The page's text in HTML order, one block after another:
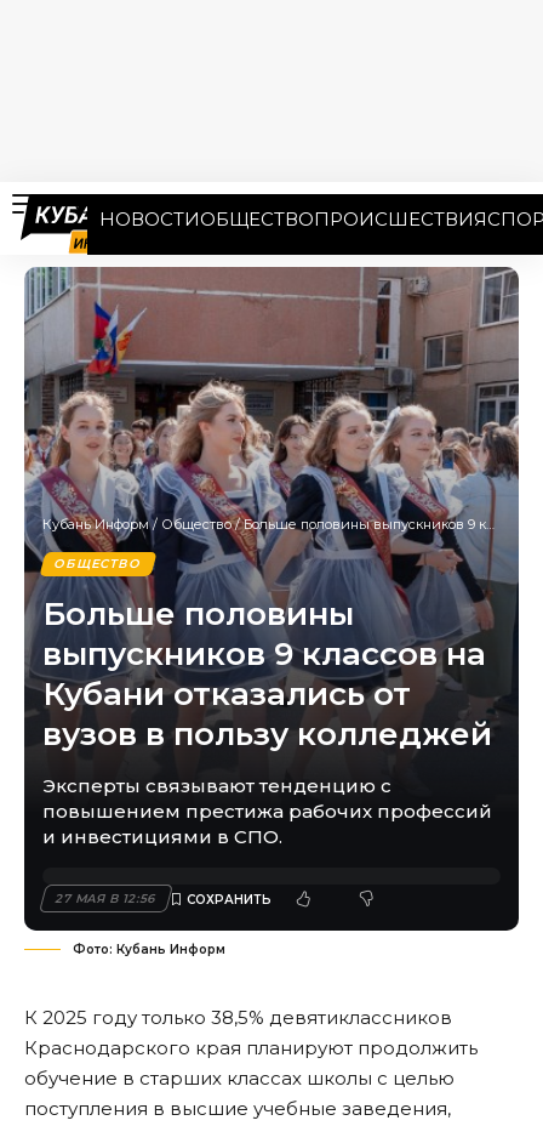
НОВОСТИОБЩЕСТВОПРОИСШЕСТВИЯ
Кубань Информ/ Общество/Больше половины выпускников 9 классов на Кубани отказались от вузов в пользу колледжей
ОБЩЕСТВО
Больше половины
выпускников 9 классов на
Кубани отказались от
вузов в пользу колледжей
Эксперты связывают тенденцию с
повышением престижа рабочих профессий
и инвестициями в СПО.
27 МАЯ В 12:56
Фото: Кубань Информ
К 2025 году только 38,5% девятиклассников
Краснодарского края планируют продолжить
обучение в старших классах школы с целью
поступления в высшие учебные заведения,